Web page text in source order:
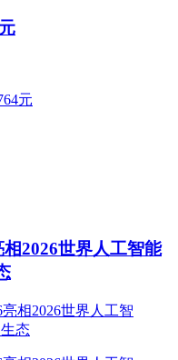
2026世界人工智能